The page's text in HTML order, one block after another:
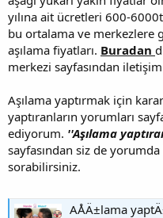
yılına ait ücretleri 600-
bu ortalama ve merkezlere
aşılama fiyatları. Buradan
merkezi sayfasından
Aşılama yaptırmak için
yaptıranların yorumları
ediyorum. ''Aşılama
sayfasından siz de
sorabilirsiniz.
AÅÄ±lama